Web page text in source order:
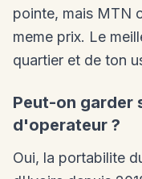
pointe, mais MTN
meme prix. Le
quartier et de ton
Peut-on garder
d'operateur ?
Oui, la portabilite